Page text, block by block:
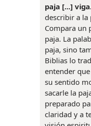
paja [...]
describir a la
Compara un
paja. La
paja, sino
Biblias lo
entender
su sentido
sacarle la
preparado
claridad y a